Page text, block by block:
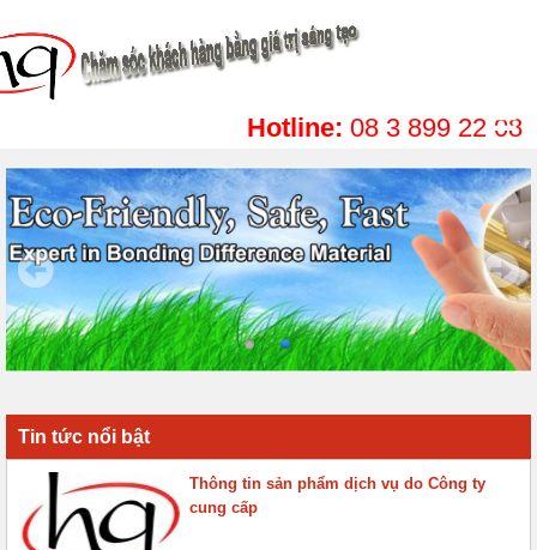
Hotline: 08 3 899 22 08
Tin tức nổi bật
Thông tin sản phẩm dịch vụ do Công ty
cung cấp